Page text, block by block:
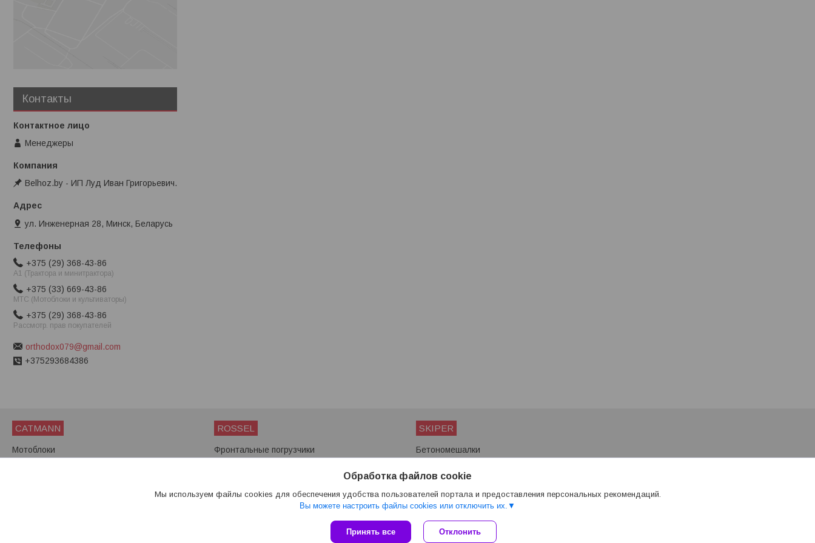
Контакты
Менеджеры
Belhoz.by - ИП Луд Иван Григорьевич.
ул. Инженерная 28, Минск, Беларусь
+375 (29) 368-43-86
A1 (Трактора и минитрактора)
+375 (33) 669-43-86
МТС (Мотоблоки и культиваторы)
+375 (29) 368-43-86
Рассмотр. прав покупателей
orthodox079@gmail.com
+375293684386
CATMANN
Мотоблоки
ROSSEL
Фронтальные погрузчики
SKIPER
Бетономешалки
Снегоуборщики
Сайт создан на платформе Deal.by
Обработка файлов cookie
Мы используем файлы cookies для обеспечения удобства пользователей портала и предоставления персональных рекомендаций.
Вы можете настроить файлы cookies или отключить их.
Принять все Отклонить